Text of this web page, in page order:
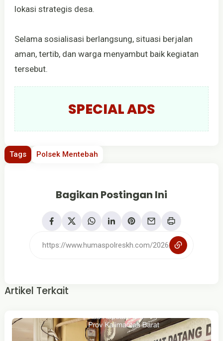
lokasi strategis desa.
Selama sosialisasi berlangsung, situasi berjalan
aman, tertib, dan warga menyambut baik kegiatan
tersebut.
SPECIAL ADS
Tags Polsek Mentebah
Bagikan Postingan Ini
Artikel Terkait